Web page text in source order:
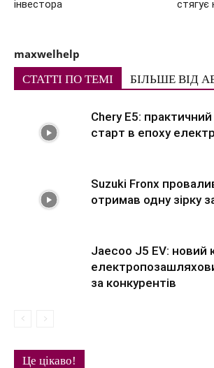
інвестора
maxwelhelp
СТАТТІ ПО ТЕМІ БІЛЬШЕ ВІД
Chery E5:
старт в епоху
Suzuki Fronx
отримав одну зірку
Jaecoo J5 EV: новий
за конкурентів
Це цікаво!